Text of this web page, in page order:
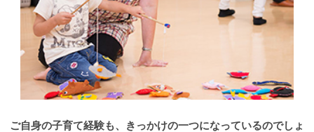
ご自身の子育て経験も、きっかけの一つになっているのでしょ